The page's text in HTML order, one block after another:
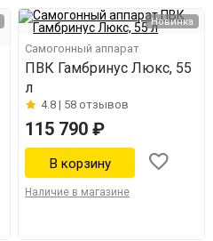
Новинка
Самогонный аппарат
ПВК Гамбринус Люкс, 55
л
4.8 | 58 отзывов
115 790 ₽
Наличие в магазине